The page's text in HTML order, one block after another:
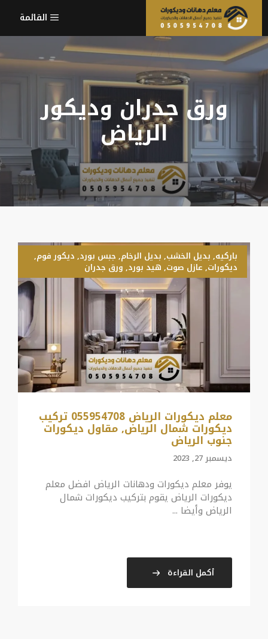
المحتوى
القائمة
ورق جدران وديكور
الرياض
باركيه, بديل الخشب, بديل الرخام, جبس بورد, ديكور فوم,
ديكورات, عازل صوت, هيد بورد, ورق جدران
معلم ديكورات الرياض 055954708 تركيب
ديكورات شمال الرياض, مقاول ديكورات
جنوب الرياض
ديسمبر 27, 2023
يوفر معلم ديكورات ودهانات الرياض افضل معلم
ديكورات الرياض يقوم بتركيب ديكورات شمال
الرياض وأيضا ...
أكمل القراءة